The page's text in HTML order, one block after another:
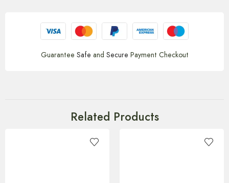
Guarantee Safe and Secure Payment Checkout
Related Products